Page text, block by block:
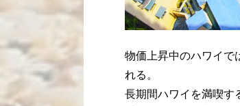
物価上昇中のハワイで
れる。
長期間ハワイを満喫す